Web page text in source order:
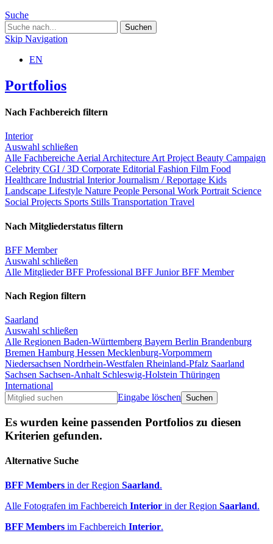
Suche
Skip Navigation
EN
Portfolios
Nach Fachbereich filtern
Interior
Auswahl schließen
Alle Fachbereiche Aerial Architecture Art Project Beauty Campaign
Celebrity CGI / 3D Corporate Editorial Fashion Film Food
Healthcare Industrial InteriorJournalism / Reportage Kids
Landscape Lifestyle Nature People Personal Work Portrait Science
Social Projects Sports Stills Transportation Travel
Nach Mitgliederstatus filtern
BFF Member
Auswahl schließen
Alle MitgliederBFF Professional BFF JuniorBFF Member
Nach Region filtern
Saarland
Auswahl schließen
Alle Regionen Baden-Württemberg Bayern Berlin Brandenburg
Bremen Hamburg Hessen Mecklenburg-Vorpommern
Niedersachsen Nordrhein-Westfalen Rheinland-Pfalz Saarland
Sachsen Sachsen-Anhalt Schleswig-Holstein Thüringen
International
Eingabe löschen
Es wurden keine passenden Portfolios zu diesen
Kriterien gefunden.
Alternative Suche
BFF Members in der Region Saarland.
Alle Fotografen im Fachbereich Interior in der Region Saarland.
BFF Members im Fachbereich Interior.